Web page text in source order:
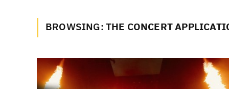
BROWSING:THE CONCERT